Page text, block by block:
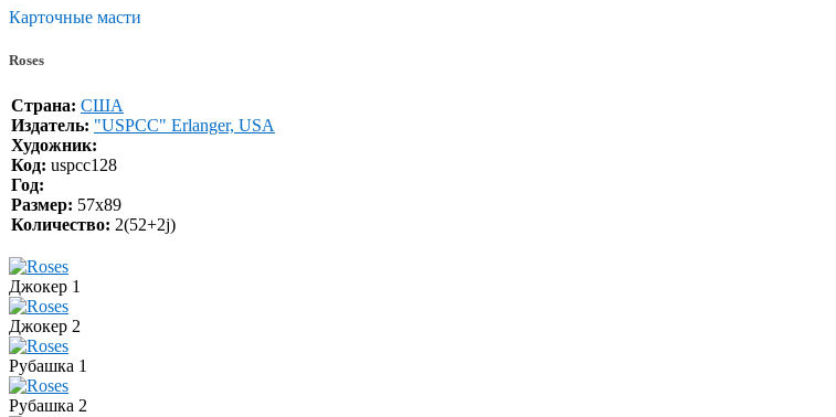
Карточные масти
Roses
Страна: США
Издатель: "USPCC" Erlanger, USA
Художник:
Код: uspcc128
Год:
Размер: 57х89
Количество: 2(52+2j)
Джокер 1
Джокер 2
Рубашка 1
Рубашка 2